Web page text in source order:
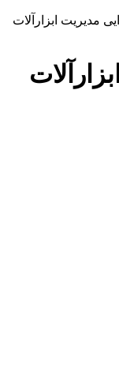
ابزارآلات